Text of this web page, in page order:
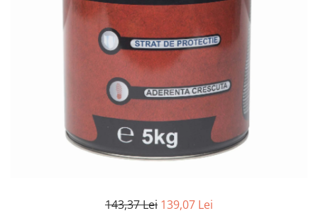
Elemente de placare
Accesorii gips carton
Elemente de zidărie
Blocuri ceramice cu găuri
Bolțari din beton
143,37 Lei 139,07 Lei